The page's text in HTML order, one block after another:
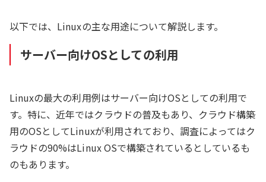
以下では、Linuxの主な用途について解説します。
サーバー向けOSとしての利用
Linuxの最大の利用例はサーバー向けOSとしての利用で
す。特に、近年ではクラウドの普及もあり、クラウド構築
用のOSとしてLinuxが利用されており、調査によってはク
ラウドの90%はLinux OSで構築されているとしているも
のもあります。